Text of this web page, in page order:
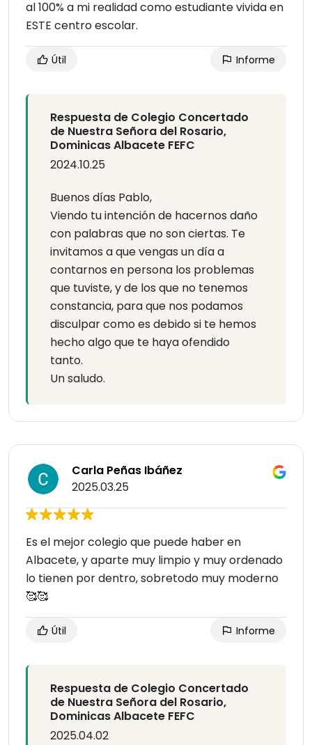
al 100% a mi realidad como estudiante vivida en
ESTE centro escolar.
Útil Informe
Respuesta de Colegio Concertado
de Nuestra Señora del Rosario,
Dominicas Albacete FEFC
2024.10.25
Buenos días Pablo,
Viendo tu intención de hacernos daño
con palabras que no son ciertas. Te
invitamos a que vengas un día a
contarnos en persona los problemas
que tuviste, y de los que no tenemos
constancia, para que nos podamos
disculpar como es debido si te hemos
hecho algo que te haya ofendido
tanto.
Un saludo.
Carla Peñas Ibáñez
2025.03.25
Es el mejor colegio que puede haber en
Albacete, y aparte muy limpio y muy ordenado
lo tienen por dentro, sobretodo muy moderno
🥰🥰
Útil Informe
Respuesta de Colegio Concertado
de Nuestra Señora del Rosario,
Dominicas Albacete FEFC
2025.04.02